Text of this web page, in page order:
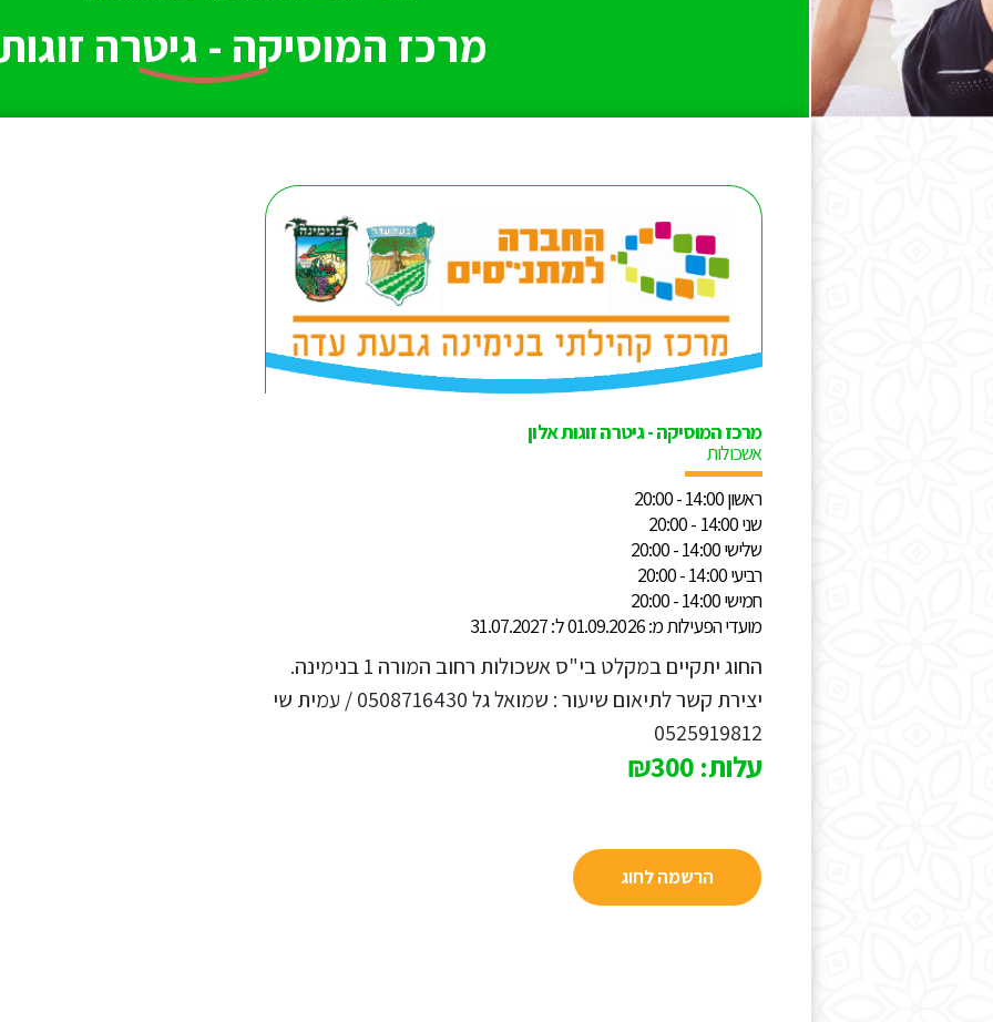
מרכז המוסיקה - גיטרה
מרכז המוסיקה - גיטרה זוגות אלון
אשכולות
ראשון 14:00 - 20:00
שני 14:00 - 20:00
שלישי 14:00 - 20:00
רביעי 14:00 - 20:00
חמישי 14:00 - 20:00
מועדי הפעילות מ: 01.09.2026 ל: 31.07.2027
החוג יתקיים במקלט בי"ס אשכולות רחוב המורה 1 בנימינה.
יצירת קשר לתיאום שיעור : שמואל גל 0508716430 / עמית שי
0525919812
עלות: ₪300
הרשמה לחוג